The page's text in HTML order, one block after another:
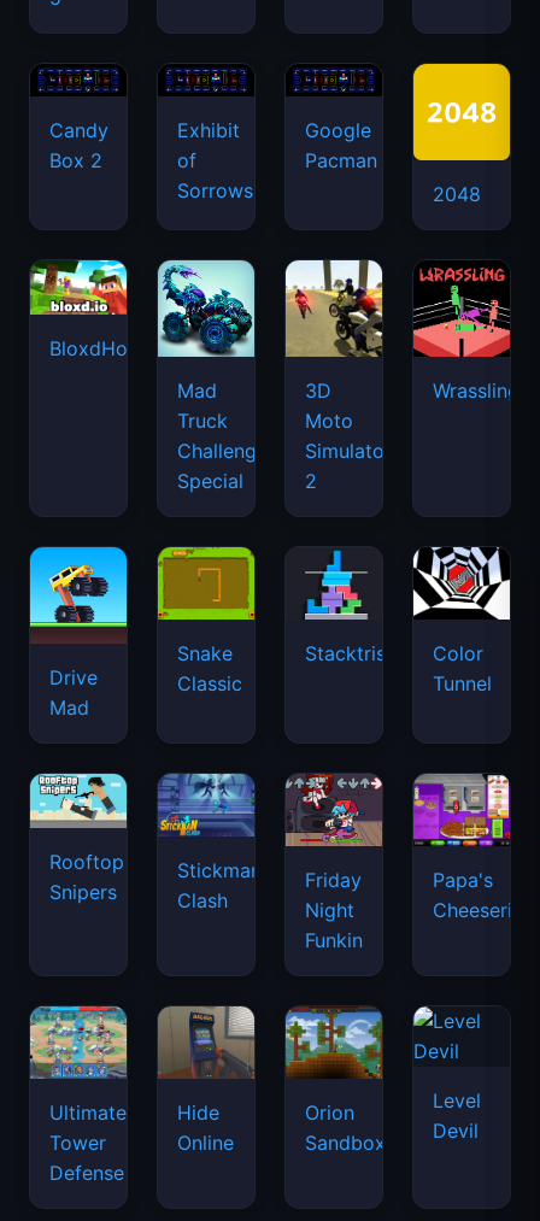
Candy
Box 2
Exhibit
of
Sorrows
Google
Pacman
2048
BloxdHop.io
Mad
Truck
Challenge
Special
3D
Moto
Simulator
2
Wrassling
Drive
Mad
Snake
Classic
Stacktris
Color
Tunnel
Rooftop
Snipers
Stickman
Clash
Friday
Night
Funkin
Papa's
Cheeseria
Ultimate
Tower
Defense
Hide
Online
Orion
Sandbox
Level
Devil